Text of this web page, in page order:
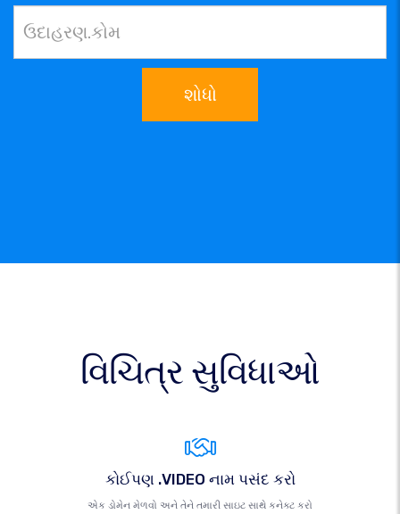
શોધો
વિચિત્ર સુવિધાઓ
કોઈપણ .VIDEO નામ પસંદ કરો
એક ડોમેન મેળવો અને તેને તમારી સાઇટ સાથે કનેક્ટ કરો